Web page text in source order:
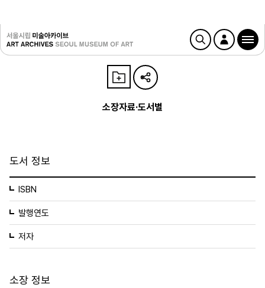
소장자료·도서별
도서 정보
ISBN
발행연도
저자
소장 정보